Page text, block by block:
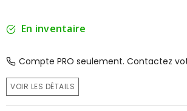
En inventaire
Compte PRO seulement. Contactez
VOIR LES DÉTAILS